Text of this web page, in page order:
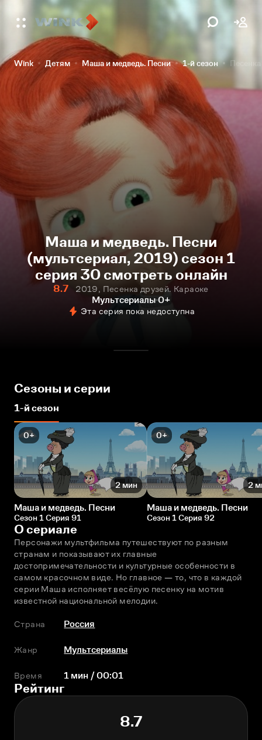
Wink Детям Маша и медведь. Песни 1-й сезон
Маша и медведь. Песни
(мультсериал, 2019) сезон 1
серия 30 смотреть онлайн
8.7
2019, Песенка друзей. Караоке
Мультсериалы 0+
Эта серия пока недоступна
Сезоны и серии
1-й сезон
0+
2 мин
Маша и медведь. Песни
Сезон 1 Серия 91
0+
2
Маша и медведь. Песни
Сезон 1 Серия 92
О сериале
Персонажи мультфильма путешествуют по разным
странам и показывают их главные
достопримечательности и культурные особенности в
самом красочном виде. Но главное — то, что в каждой
серии Маша исполняет весёлую песенку на мотив
известной национальной мелодии.
Страна Россия
Жанр Мультсериалы
Время 1 мин / 00:01
Рейтинг
8.7